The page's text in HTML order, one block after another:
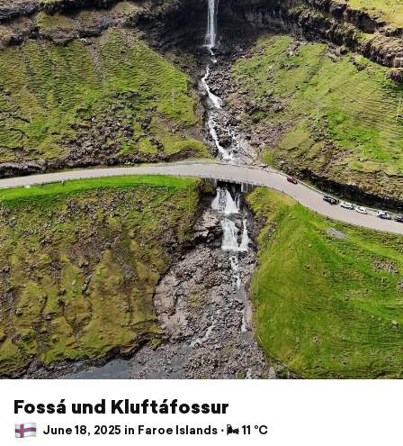
Fossá und Kluftáfossur
June 18, 2025 in Faroe Islands ⋅ 🌬 11 °C